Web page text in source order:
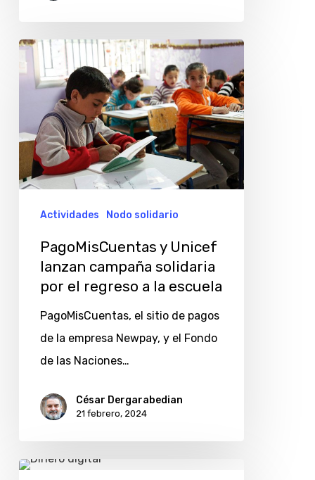
PagoMisCuentas
y
Unicef
lanzan
campaña
solidaria
por
escuela
Actividades Nodo solidario
PagoMisCuentas y Unicef
lanzan campaña solidaria
por el regreso a la escuela
PagoMisCuentas, el sitio de pagos
de la empresa Newpay, y el Fondo
de las Naciones…
César Dergarabedian
21 febrero, 2024
Más